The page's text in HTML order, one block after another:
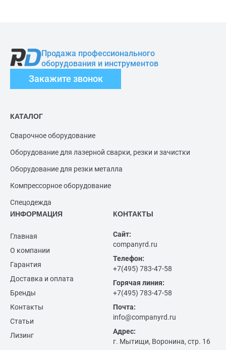
Продажа профессионального
оборудования и инструментов
Закажите звонок
КАТАЛОГ
Сварочное оборудование
Оборудование для лазерной сварки, резки и зачистки
Оборудование для резки металла
Компрессорное оборудование
Спецодежда
ИНФОРМАЦИЯ
Главная
О компании
Гарантия
Доставка и оплата
Бренды
Контакты
Статьи
Лизинг
КОНТАКТЫ
Сайт:
companyrd.ru
Телефон:
+7(495) 783-47-58
Горячая линия:
+7(495) 783-47-58
Почта:
info@companyrd.ru
Адрес:
г. Мытищи, Воронина, стр. 16